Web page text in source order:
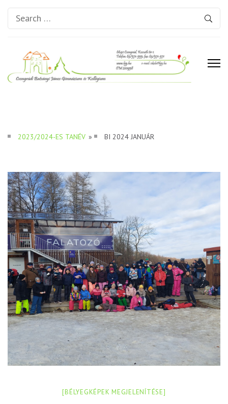
Search
for:
2023/2024-ES TANÉV » BI 2024 JANUÁR
[BÉLYEGKÉPEK MEGJELENÍTÉSE]